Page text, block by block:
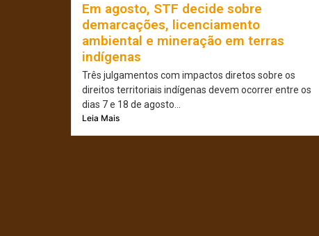
Em agosto, STF decide sobre
demarcações, licenciamento
ambiental e mineração em terras
indígenas
Três julgamentos com impactos diretos sobre os
direitos territoriais indígenas devem ocorrer entre os
dias 7 e 18 de agosto...
Leia Mais